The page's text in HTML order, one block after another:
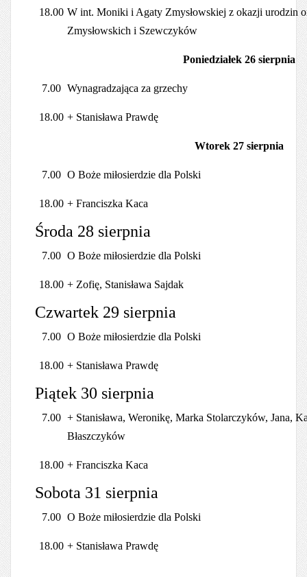
18.00 W int. Moniki i Agaty Zmysłowskiej z okazji urodzin
Zmysłowskich i Szewczyków
Poniedziałek 26 sierpnia
7.00 Wynagradzająca za grzechy
18.00 + Stanisława Prawdę
Wtorek 27 sierpnia
7.00 O Boże miłosierdzie dla Polski
18.00 + Franciszka Kaca
Środa 28 sierpnia
7.00 O Boże miłosierdzie dla Polski
18.00 + Zofię, Stanisława Sajdak
Czwartek 29 sierpnia
7.00 O Boże miłosierdzie dla Polski
18.00 + Stanisława Prawdę
Piątek 30 sierpnia
7.00 + Stanisława, Weronikę, Marka Stolarczyków, Jana,
Błaszczyków
18.00 + Franciszka Kaca
Sobota 31 sierpnia
7.00 O Boże miłosierdzie dla Polski
18.00 + Stanisława Prawdę